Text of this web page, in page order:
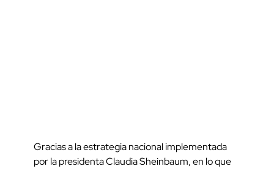
Gracias a la estrategia nacional implementada
por la presidenta Claudia Sheinbaum, en lo que